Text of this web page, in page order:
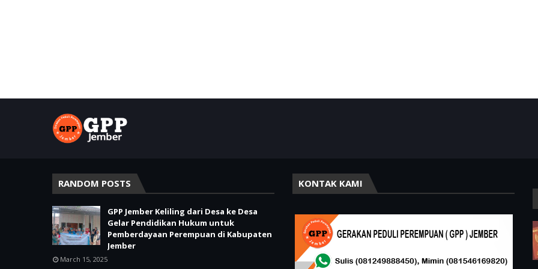
RANDOM POSTS
GPP Jember Keliling dari Desa ke Desa
Gelar Pendidikan Hukum untuk
Pemberdayaan Perempuan di Kabupaten
Jember
March 15, 2025
KONTAK KAMI